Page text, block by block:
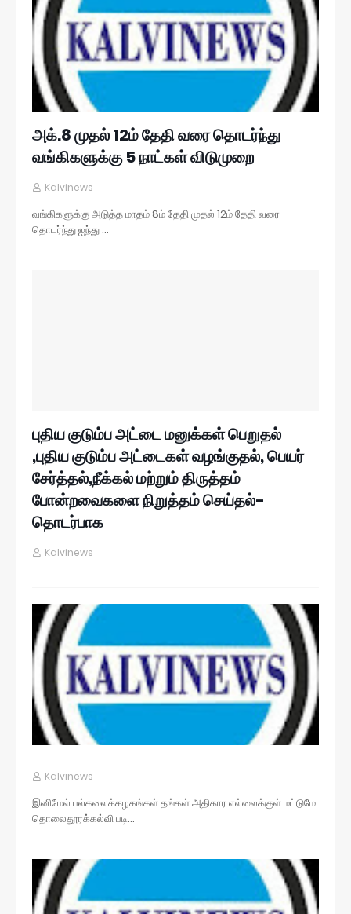
அக்.8 முதல் 12ம் தேதி வரை தொடர்ந்து
வங்கிகளுக்கு 5 நாட்கள் விடுமுறை
Kalvinews
வங்கிகளுக்கு அடுத்த மாதம் 8ம் தேதி முதல் 12ம் தேதி வரை
தொடர்ந்து ஐந்து …
புதிய குடும்ப அட்டை மனுக்கள் பெறுதல்
,புதிய குடும்ப அட்டைகள் வழங்குதல், பெயர்
சேர்த்தல்,நீக்கல் மற்றும் திருத்தம்
போன்றவைகளை நிறுத்தம் செய்தல்-
தொடர்பாக
Kalvinews
Kalvinews
இனிமேல் பல்கலைக்கழகங்கள் தங்கள் அதிகார எல்லைக்குள் மட்டுமே
தொலைதூரக்கல்வி படி…